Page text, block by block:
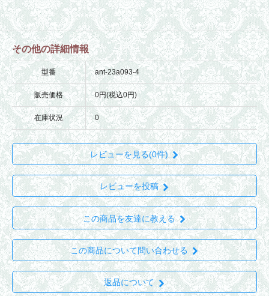
その他の詳細情報
型番 ant-23a093-4
販売価格 0円(税込0円)
在庫状況 0
レビューを見る(0件)
レビューを投稿
この商品を友達に教える
この商品について問い合わせる
返品について